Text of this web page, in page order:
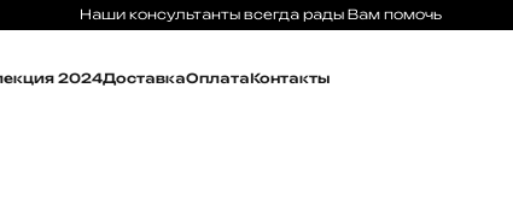
2024ДоставкаОплатаКонтакты
Наши консультанты всегда рады Вам помочь